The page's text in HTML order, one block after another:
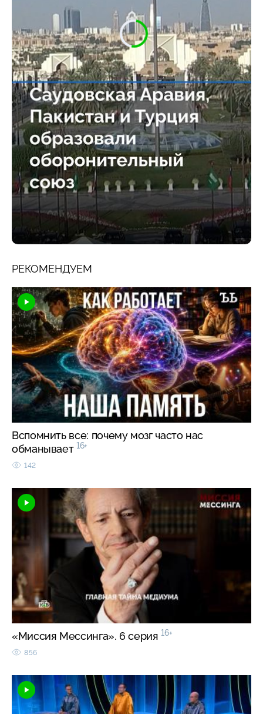
РЕКОМЕНДУЕМ
Вспомнить все: почему мозг часто нас
обманывает 16+
142
«Миссия Мессинга». 6 серия 16+
856